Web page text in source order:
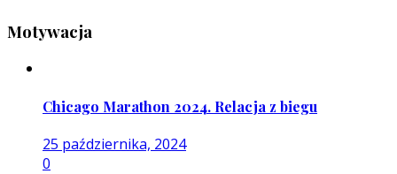
Motywacja
Chicago Marathon 2024. Relacja z biegu
25 października, 2024
0